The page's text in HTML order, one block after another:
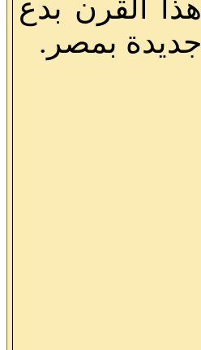
هذا القرن بدع
جديدة بمصر .